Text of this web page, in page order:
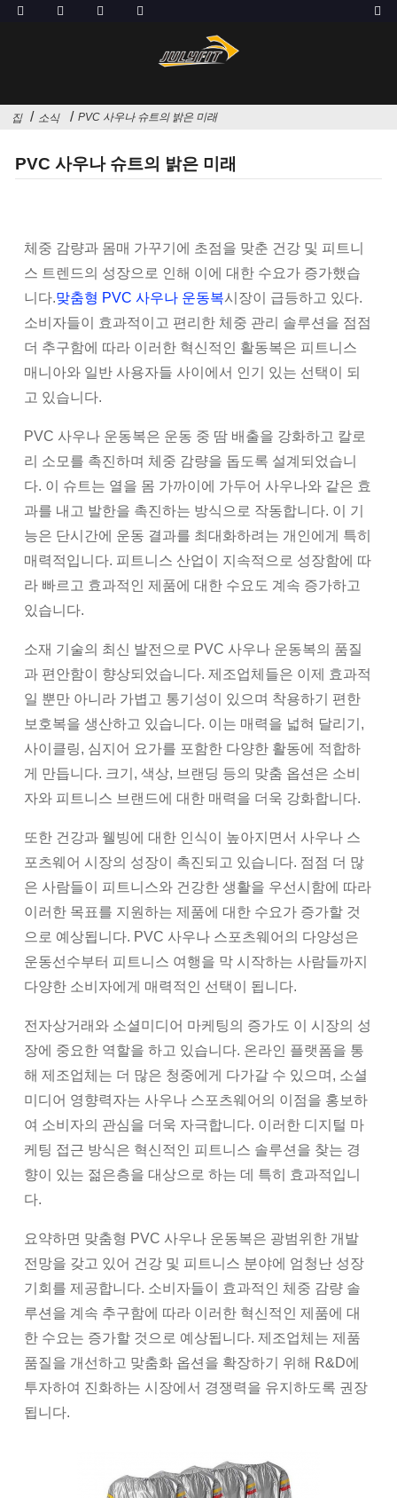
집 소식 PVC 사우나 슈트의 밝은 미래
PVC 사우나 슈트의 밝은 미래
체중 감량과 몸매 가꾸기에 초점을 맞춘 건강 및 피트니
스 트렌드의 성장으로 인해 이에 대한 수요가 증가했습
니다.맞춤형 PVC 사우나 운동복시장이 급등하고 있다.
소비자들이 효과적이고 편리한 체중 관리 솔루션을 점점
더 추구함에 따라 이러한 혁신적인 활동복은 피트니스
매니아와 일반 사용자들 사이에서 인기 있는 선택이 되
고 있습니다.
PVC 사우나 운동복은 운동 중 땀 배출을 강화하고 칼로
리 소모를 촉진하며 체중 감량을 돕도록 설계되었습니
다. 이 슈트는 열을 몸 가까이에 가두어 사우나와 같은 효
과를 내고 발한을 촉진하는 방식으로 작동합니다. 이 기
능은 단시간에 운동 결과를 최대화하려는 개인에게 특히
매력적입니다. 피트니스 산업이 지속적으로 성장함에 따
라 빠르고 효과적인 제품에 대한 수요도 계속 증가하고
있습니다.
소재 기술의 최신 발전으로 PVC 사우나 운동복의 품질
과 편안함이 향상되었습니다. 제조업체들은 이제 효과적
일 뿐만 아니라 가볍고 통기성이 있으며 착용하기 편한
보호복을 생산하고 있습니다. 이는 매력을 넓혀 달리기,
사이클링, 심지어 요가를 포함한 다양한 활동에 적합하
게 만듭니다. 크기, 색상, 브랜딩 등의 맞춤 옵션은 소비
자와 피트니스 브랜드에 대한 매력을 더욱 강화합니다.
또한 건강과 웰빙에 대한 인식이 높아지면서 사우나 스
포츠웨어 시장의 성장이 촉진되고 있습니다. 점점 더 많
은 사람들이 피트니스와 건강한 생활을 우선시함에 따라
이러한 목표를 지원하는 제품에 대한 수요가 증가할 것
으로 예상됩니다. PVC 사우나 스포츠웨어의 다양성은
운동선수부터 피트니스 여행을 막 시작하는 사람들까지
다양한 소비자에게 매력적인 선택이 됩니다.
전자상거래와 소셜미디어 마케팅의 증가도 이 시장의 성
장에 중요한 역할을 하고 있습니다. 온라인 플랫폼을 통
해 제조업체는 더 많은 청중에게 다가갈 수 있으며, 소셜
미디어 영향력자는 사우나 스포츠웨어의 이점을 홍보하
여 ​​소비자의 관심을 더욱 자극합니다. 이러한 디지털 마
케팅 접근 방식은 혁신적인 피트니스 솔루션을 찾는 경
향이 있는 젊은층을 대상으로 하는 데 특히 효과적입니
다.
요약하면 맞춤형 PVC 사우나 운동복은 광범위한 개발
전망을 갖고 있어 건강 및 피트니스 분야에 엄청난 성장
기회를 제공합니다. 소비자들이 효과적인 체중 감량 솔
루션을 계속 추구함에 따라 이러한 혁신적인 제품에 대
한 수요는 증가할 것으로 예상됩니다. 제조업체는 제품
품질을 개선하고 맞춤화 옵션을 확장하기 위해 R&D에
투자하여 진화하는 시장에서 경쟁력을 유지하도록 권장
됩니다.